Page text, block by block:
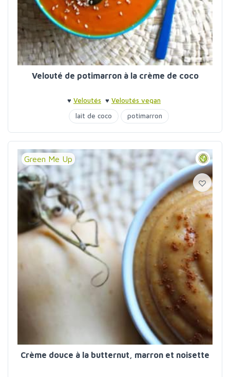
Velouté de potimarron à la crème de coco
♥ Veloutés ♥ Veloutés vegan
lait de coco
potimarron
Green Me Up
Crème douce à la butternut, marron et noisette